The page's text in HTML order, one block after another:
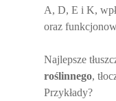
A, D, E i K,
oraz
Najlepsze
roślinnego,
Przykłady?